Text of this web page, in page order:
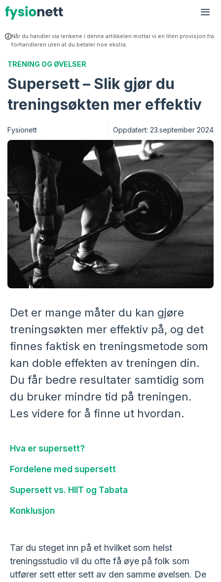
Hopp
til
innhold
Når du handler via lenkene i denne artikkelen mottar vi en liten provisjon fra
forhandleren uten at du betaler noe ekstra.
TRENING OG ØVELSER
Supersett – Slik gjør du
treningsøkten mer effektiv
Fysionett Oppdatert: 23.september 2024
Det er mange måter du kan gjøre
treningsøkten mer effektiv på, og det
finnes faktisk en treningsmetode som
kan doble effekten av treningen din.
Du får bedre resultater samtidig som
du bruker mindre tid på treningen.
Les videre for å finne ut hvordan.
Hva er supersett?
Fordelene med supersett
Supersett vs. HIIT og Tabata
Konklusjon
Tar du steget inn på et hvilket som helst
treningsstudio vil du ofte få øye på folk som
utfører sett etter sett av den samme øvelsen. De